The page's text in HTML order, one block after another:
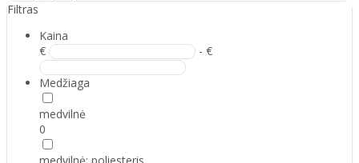
Filtras
Kaina
€
- €
Medžiaga
medvilnė
0